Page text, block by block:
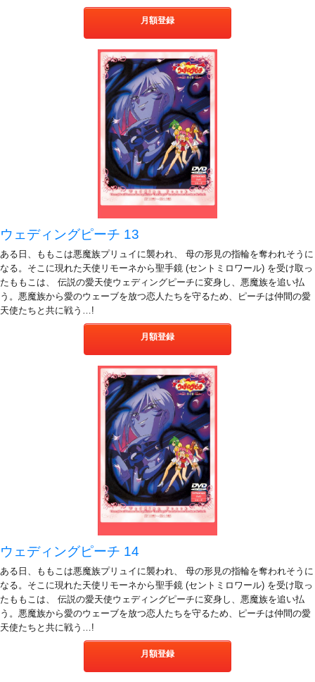
月額登録
ウェディングピーチ 13
ある日、ももこは悪魔族プリュイに襲われ、 母の形見の指輪を奪われそうに
なる。そこに現れた天使リモーネから聖手鏡 (セントミロワール) を受け取っ
たももこは、 伝説の愛天使ウェディングピーチに変身し、悪魔族を追い払
う。悪魔族から愛のウェーブを放つ恋人たちを守るため、ピーチは仲間の愛
天使たちと共に戦う…!
月額登録
ウェディングピーチ 14
ある日、ももこは悪魔族プリュイに襲われ、 母の形見の指輪を奪われそうに
なる。そこに現れた天使リモーネから聖手鏡 (セントミロワール) を受け取っ
たももこは、 伝説の愛天使ウェディングピーチに変身し、悪魔族を追い払
う。悪魔族から愛のウェーブを放つ恋人たちを守るため、ピーチは仲間の愛
天使たちと共に戦う…!
月額登録